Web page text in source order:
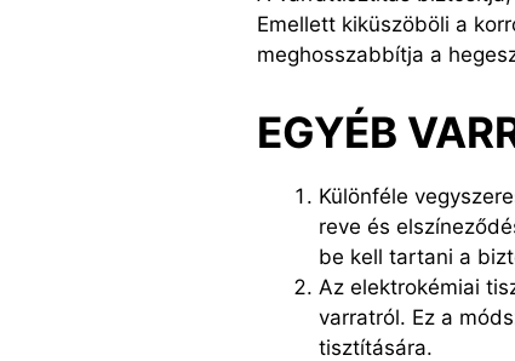
Emellett kiküszöböli a
meghosszabbítja a
EGYÉB
Különféle
reve és
be kell tartani a
Az elektrokémiai
varratról. Ez a
tisztítására.